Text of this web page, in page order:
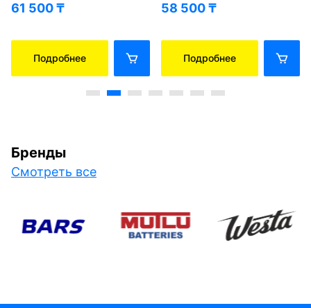
61 500₸
Подробнее
58 500₸
Подробнее
Бренды
Смотреть все